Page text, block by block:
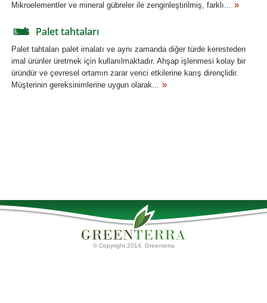
Mikroelementler ve mineral gübreler ile zenginleştirilmiş, farklı...
Palet tahtaları
Palet tahtaları palet imalatı ve aynı zamanda diğer türde keresteden
imal ürünler üretmek için kullanılmaktadır. Ahşap işlenmesi kolay bir
üründür ve çevresel ortamın zarar verici etkilerine karış dirençlidir.
Müşterinin gereksinimlerine uygun olarak...
© Copyright 2014. Greenterra